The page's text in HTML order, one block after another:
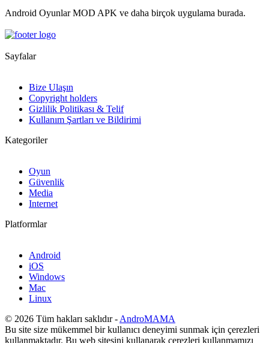
Android Oyunlar MOD APK ve daha birçok uygulama burada.
Sayfalar
Bize Ulaşın
Copyright holders
Gizlilik Politikası & Telif
Kullanım Şartları ve Bildirimi
Kategoriler
Oyun
Güvenlik
Media
Internet
Platformlar
Android
iOS
Windows
Mac
Linux
© 2026 Tüm hakları saklıdır - AndroMAMA
Bu site size mükemmel bir kullanıcı deneyimi sunmak için çerezleri
kullanmaktadır. Bu web sitesini kullanarak çerezleri kullanmamızı